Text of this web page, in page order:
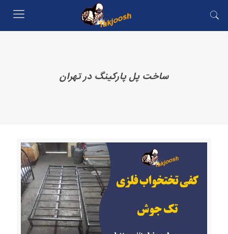
ساخت پل پارکینگ در تهران